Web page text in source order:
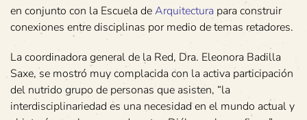
en conjunto con la Escuela deArquitectura para construir
conexiones entre disciplinas por medio de temas retadores.
La coordinadora general de la Red, Dra. Eleonora Badilla
Saxe, se mostró muy complacida con la activa participación
del nutrido grupo de personas que asisten, “la
interdisciplinariedad es una necesidad en el mundo actual y